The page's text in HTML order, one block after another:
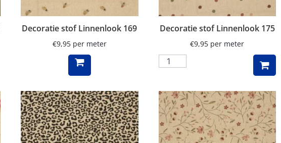
Decoratie stof Linnenlook 169
€9,95 per meter
Decoratie stof Linnenlook 175
€9,95 per meter